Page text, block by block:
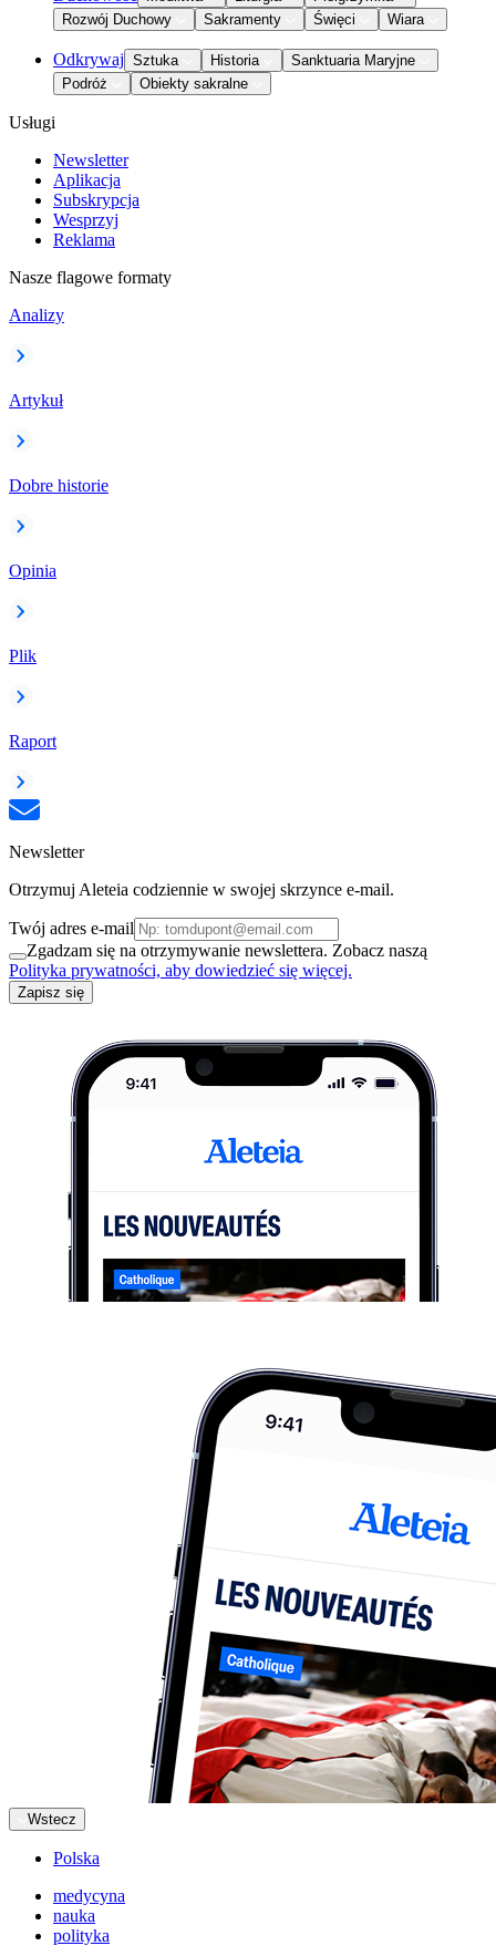
Rozwój Duchowy
Sakramenty Święci Wiara
Odkrywaj Sztuka Historia
Sanktuaria Maryjne
Podróż
Obiekty sakralne
Usługi
Newsletter
Aplikacja
Subskrypcja
Wesprzyj
Reklama
Nasze flagowe formaty
Analizy
Artykuł
Dobre historie
Opinia
Plik
Raport
Newsletter
Otrzymuj Aleteia codziennie w swojej skrzynce e-mail.
Twój adres e-mail
Zgadzam się na otrzymywanie newslettera. Zobacz naszą
Polityka prywatności, aby dowiedzieć się więcej.
Zapisz się
Wstecz
Polska
medycyna
nauka
polityka